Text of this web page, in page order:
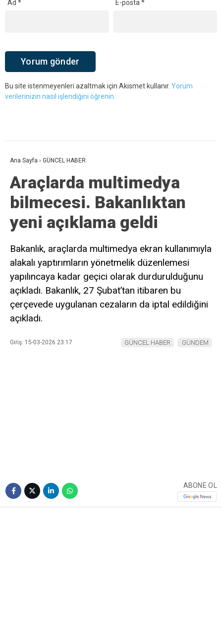
Ad * E-posta*
Bu site istenmeyenleri azaltmak için Akismet kullanır. Yorum
verilerinizin nasıl işlendiğini öğrenin.
Ana Sayfa › GÜNCEL HABER
Araçlarda multimedya
bilmecesi. Bakanlıktan
yeni açıklama geldi
Bakanlık, araçlarda multimedya ekran kullanımıyla
alakalı yaptırımların yönetmelik düzenlemesi
yapılıncaya kadar geçici olarak durdurulduğunu
açıkladı. Bakanlık, 27 Şubat’tan itibaren bu
çerçevede uygulanan cezaların da iptal edildiğini
açıkladı.
Giriş: 15-03-2026 23:17 GÜNCEL HABER GÜNDEM
ABONE OL